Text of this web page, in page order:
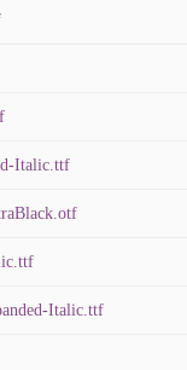
Italic.ttf
Italic.ttf